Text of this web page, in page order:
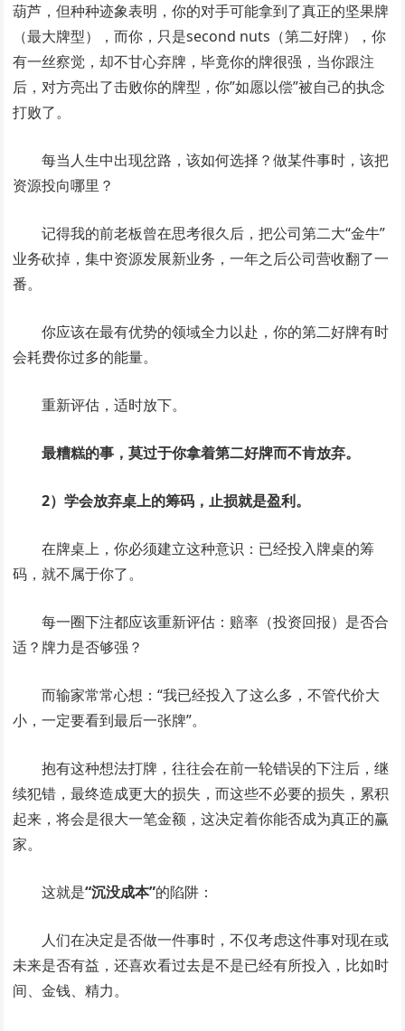
葫芦，但种种迹象表明，你的对手可能拿到了真正的坚果牌
（最大牌型），而你，只是second nuts（第二好牌），你
有一丝察觉，却不甘心弃牌，毕竟你的牌很强，当你跟注
后，对方亮出了击败你的牌型，你”如愿以偿”被自己的执念
打败了。
每当人生中出现岔路，该如何选择？做某件事时，该把
资源投向哪里？
记得我的前老板曾在思考很久后，把公司第二大“金牛”
业务砍掉，集中资源发展新业务，一年之后公司营收翻了一
番。
你应该在最有优势的领域全力以赴，你的第二好牌有时
会耗费你过多的能量。
重新评估，适时放下。
最糟糕的事，莫过于你拿着第二好牌而不肯放弃。
2）学会放弃桌上的筹码，止损就是盈利。
在牌桌上，你必须建立这种意识：已经投入牌桌的筹
码，就不属于你了。
每一圈下注都应该重新评估：赔率（投资回报）是否合
适？牌力是否够强？
而输家常常心想：“我已经投入了这么多，不管代价大
小，一定要看到最后一张牌”。
抱有这种想法打牌，往往会在前一轮错误的下注后，继
续犯错，最终造成更大的损失，而这些不必要的损失，累积
起来，将会是很大一笔金额，这决定着你能否成为真正的赢
家。
这就是“沉没成本”的陷阱：
人们在决定是否做一件事时，不仅考虑这件事对现在或
未来是否有益，还喜欢看过去是不是已经有所投入，比如时
间、金钱、精力。